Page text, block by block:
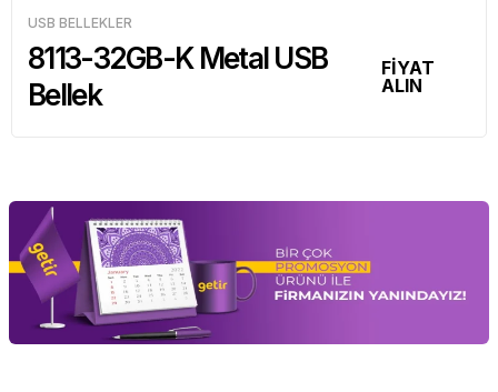
USB BELLEKLER
8113-32GB-K Metal USB
Bellek
FİYAT
ALIN